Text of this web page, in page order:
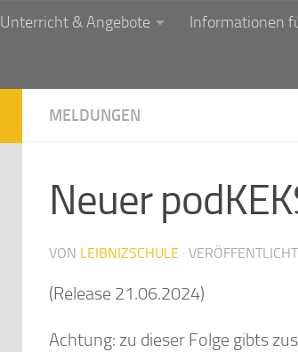
Unterricht & Angebote Informationen
MELDUNGEN
Neuer
VON LEIBNIZSCHULE · VERÖFFENTLICHT
(Release 21.06.2024)
Achtung: zu dieser Folge gibts